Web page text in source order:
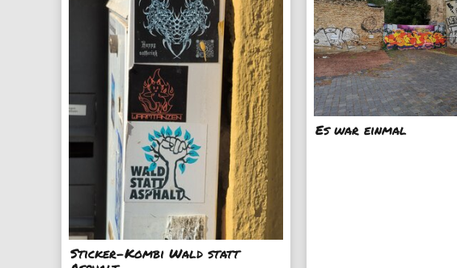
Sticker-Kombi Wald statt
Es war einmal